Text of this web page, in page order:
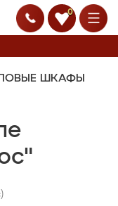
0
ШКАФЫ